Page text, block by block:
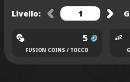
Livello:
5
FUSION COINS / TOCCO